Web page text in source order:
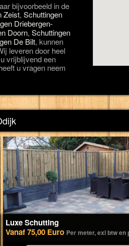
bijvoorbeeld in de
Zeist, Schuttingen
Driebergen-
Doorn, Schuttingen
De Bilt, kunnen
leveren door heel
vrijblijvend een
u vragen neem
Luxe Schutting
Vanaf 75,00 Euro Per meter, exl btw en